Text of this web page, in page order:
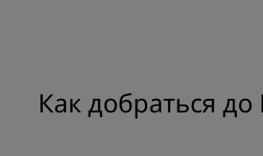
Как добраться